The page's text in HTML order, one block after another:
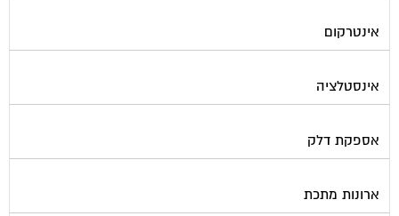
אינטרקום
אינסטלציה
אספקת דלק
ארונות מתכת